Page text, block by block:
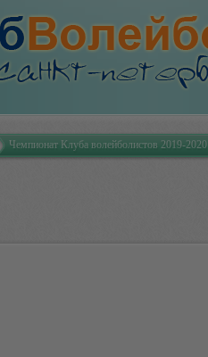
Чемпионат Клуба волейболистов 2019-2020